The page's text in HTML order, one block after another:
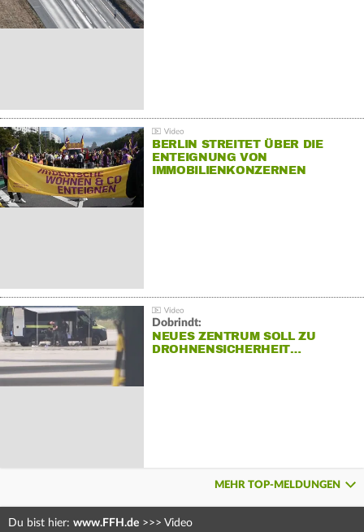
BERLIN STREITET ÜBER DIE
ENTEIGNUNG VON
IMMOBILIENKONZERNEN
Dobrindt:
NEUES ZENTRUM SOLL ZU
DROHNENSICHERHEIT…
MEHR TOP-MELDUNGEN
Du bist hier: www.FFH.de >>> Video